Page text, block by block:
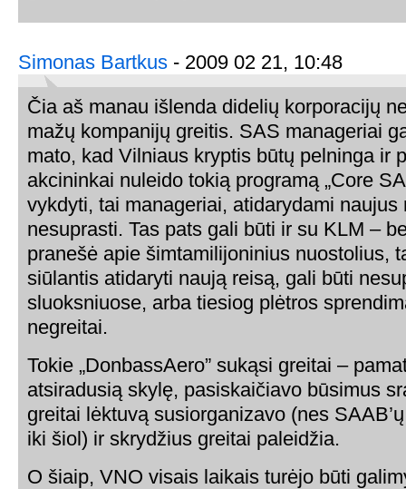
Simonas Bartkus - 2009 02 21, 10:48
Čia aš manau išlenda didelių korporacijų
mažų kompanijų greitis. SAS manageriai
mato, kad Vilniaus kryptis būtų pelninga ir
akcininkai nuleido tokią programą „Core
vykdyti, tai manageriai, atidarydami naujus
nesuprasti. Tas pats gali būti ir su KLM –
pranešė apie šimtamilijoninius nuostolius,
siūlantis atidaryti naują reisą, gali būti
sluoksniuose, arba tiesiog plėtros
negreitai.
Tokie „DonbassAero” sukąsi greitai –
atsiradusią skylę, pasiskaičiavo būsimus
greitai lėktuvą susiorganizavo (nes
iki šiol) ir skrydžius greitai paleidžia.
O šiaip, VNO visais laikais turėjo būti